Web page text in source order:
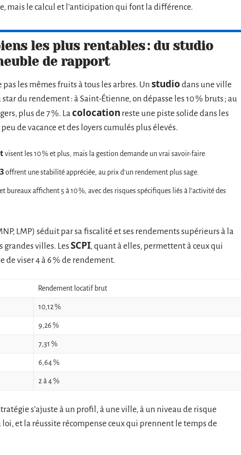
mais le calcul et l’anticipation qui font la différence.
les plus rentables : du studio
de rapport
les mêmes fruits à tous les arbres. Un studio dans une ville
du rendement : à Saint-Étienne, on dépasse les 10 % bruts ; au
plus de 7 %. La colocation reste une piste solide dans les
de vacance et des loyers cumulés plus élevés.
visent les 10 % et plus, mais la gestion demande un vrai savoir-faire.
offrent une stabilité appréciée, au prix d’un rendement plus sage.
et bureaux affichent 5 à 10 %, avec des risques spécifiques liés à l’activité des
LMP) séduit par sa fiscalité et ses rendements supérieurs à la
grandes villes. LesSCPI, quant à elles, permettent à ceux qui
viser 4 à 6 % de rendement.
Rendement locatif brut
10,12 %
9,26 %
7,31 %
6,64 %
2 à 4 %
s’ajuste à un profil, à une ville, à un niveau de risque
loi, et la réussite récompense ceux qui prennent le temps de